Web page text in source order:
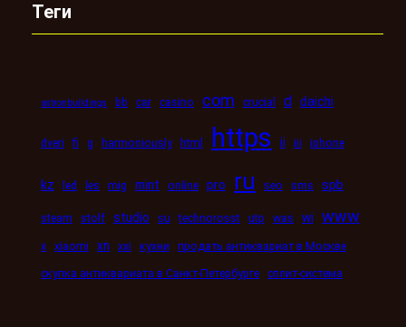
Теги
astronbuildings bb car casino com crucial d daichi
dveri fi g harmoniously html https ii iii iphone
kz led les mig mint online pro ru seo sms spb
steam stolf studio su technorosst utp was wi www
x xiaomi xn xxi кухни
продать антиквариат в Москве
скупка антиквариата в Санкт-Петербурге сплит-система